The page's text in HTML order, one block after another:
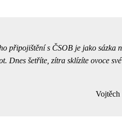
připojištění s ČSOB je jako sázka
Dnes šetříte, zítra sklízíte ovoce své